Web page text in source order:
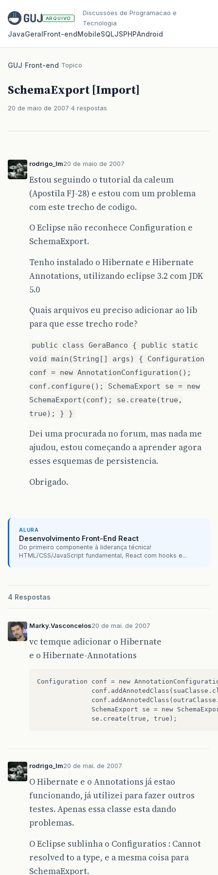
ARQUIVO
Discussoes de Programacao e
Tecnologia
JavaGeralFront‑endMobileSQLJSPHPAndroid
GUJ/Front-end/Topico
SchemaExport [Import]
20 de maio de 2007 4 respostas
rodrigo_lm20 de maio de 2007
Estou seguindo o tutorial da caleum
(Apostila FJ-28) e estou com um problema
com este trecho de codigo.
O Eclipse não reconhece Configuration e
SchemaExport.
Tenho instalado o Hibernate e Hibernate
Annotations, utilizando eclipse 3.2 com JDK
5.0
Quais arquivos eu preciso adicionar ao lib
para que esse trecho rode?
public class GeraBanco { public static
void main(String[] args) { Configuration
conf = new AnnotationConfiguration();
conf.configure(); SchemaExport se = new
SchemaExport(conf); se.create(true,
true); } }
Dei uma procurada no forum, mas nada me
ajudou, estou começando a aprender agora
esses esquemas de persistencia.
Obrigado.
ALURA
Desenvolvimento Front-End React
Do primeiro componente à liderança técnica!
HTML/CSS/JavaScript fundamental, React com hooks e...
4 Respostas
Marky.Vasconcelos20 de mai. de 2007
vc temque adicionar o Hibernate
e o Hibernate-Annotations
Configuration conf = new
SchemaExport se = new
rodrigo_lm20 de mai. de 2007
O Hibernate e o Annotations já estao
funcionando, já utilizei para fazer outros
testes. Apenas essa classe esta dando
problemas.
O Eclipse sublinha o Configuratios : Cannot
resolved to a type, e a mesma coisa para
SchemaExport.